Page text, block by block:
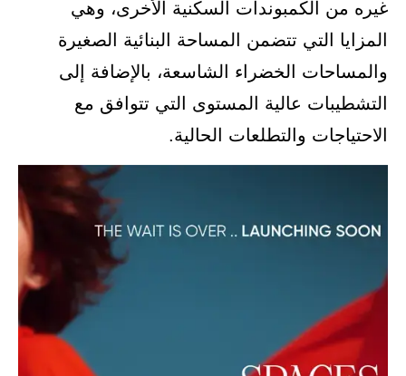
غيره من الكمبوندات السكنية الأخرى، وهي
المزايا التي تتضمن المساحة البنائية الصغيرة
والمساحات الخضراء الشاسعة، بالإضافة إلى
التشطيبات عالية المستوى التي تتوافق مع
الاحتياجات والتطلعات الحالية.